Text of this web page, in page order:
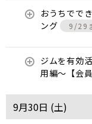
おうちでで
ング
9/29
ジムを有効
用編〜【会
9月30日 (土)